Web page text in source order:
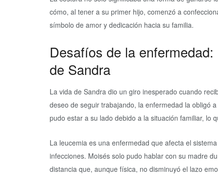
cómo, al tener a su primer hijo, comenzó a
símbolo de amor y dedicación hacia su familia.
Desafíos de la
de Sandra
La vida de Sandra dio un giro inesperado cuando
deseo de seguir trabajando, la enfermedad la obligó
pudo estar a su lado debido a la situación familiar, lo
La leucemia es una enfermedad que afecta el
infecciones. Moisés solo pudo hablar con su madre
distancia que, aunque física, no disminuyó el lazo